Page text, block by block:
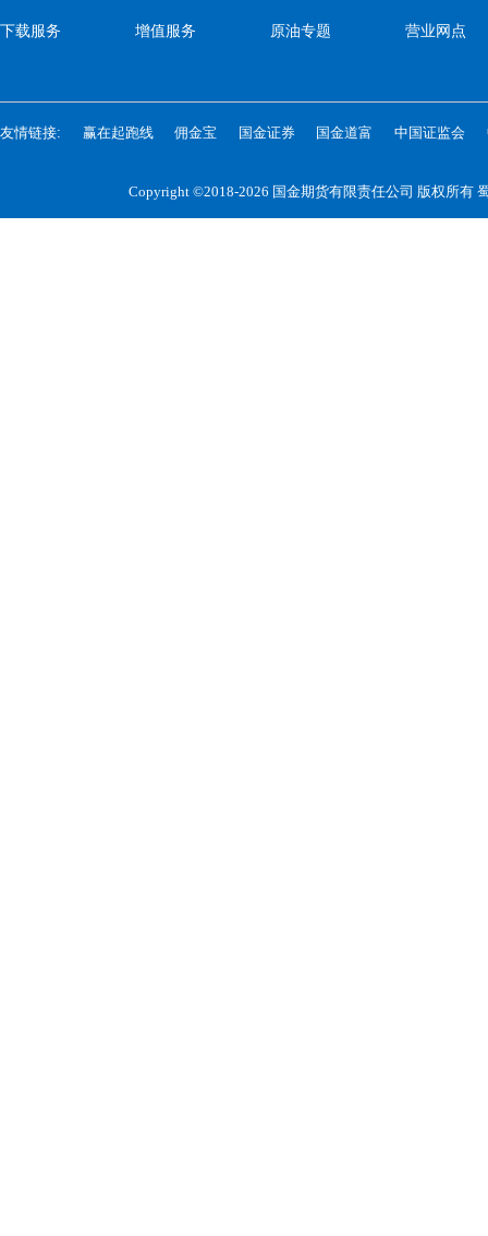
下载服务 增值服务 原油专题 营业网点
友情链接: 赢在起跑线 佣金宝 国金证券 国金道富 中国证监会
Copyright ©2018-2026 国金期货有限责任公司 版权所有